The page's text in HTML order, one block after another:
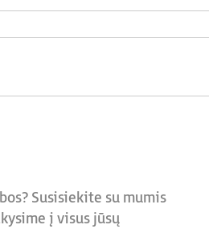
Susisiekite su mumis
į visus jūsų